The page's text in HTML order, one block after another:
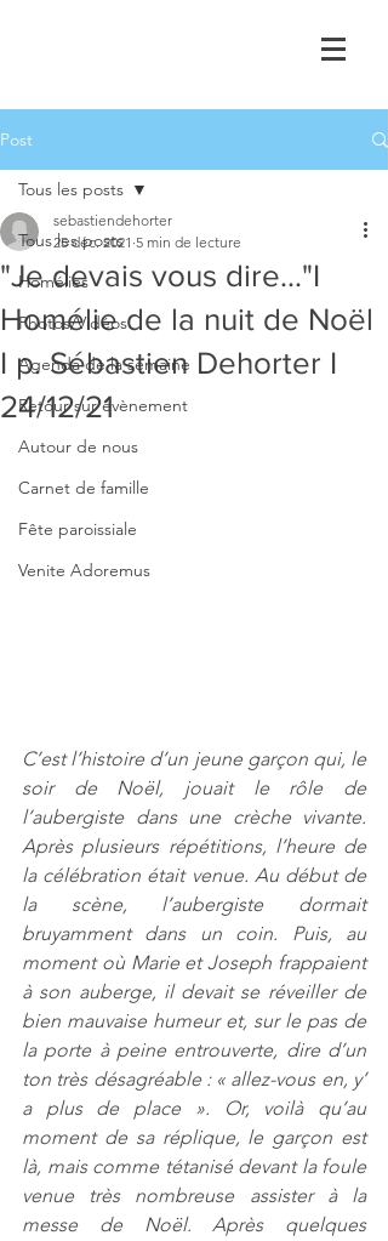
Post
Tous les posts
Homélies
Photos/Vidéos
Agenda de la semaine
Retour sur évènement
Autour de nous
Carnet de famille
Fête paroissiale
Venite Adoremus
Tous les posts
"Je devais vous dire..."I
Homélie de la nuit de Noël
I p. Sébastien Dehorter I
24/12/21
sebastiendehorter
25 déc. 2021 5 min de lecture
C’est l’histoire d’un jeune garçon qui, le
soir de Noël, jouait le rôle de
l’aubergiste dans une crèche vivante.
Après plusieurs répétitions, l’heure de
la célébration était venue. Au début de
la scène, l’aubergiste dormait
bruyamment dans un coin. Puis, au
moment où Marie et Joseph frappaient
à son auberge, il devait se réveiller de
bien mauvaise humeur et, sur le pas de
la porte à peine entrouverte, dire d’un
ton très désagréable : « allez-vous en, y’
a plus de place ». Or, voilà qu’au
moment de sa réplique, le garçon est
là, mais comme tétanisé devant la foule
venue très nombreuse assister à la
messe de Noël. Après quelques